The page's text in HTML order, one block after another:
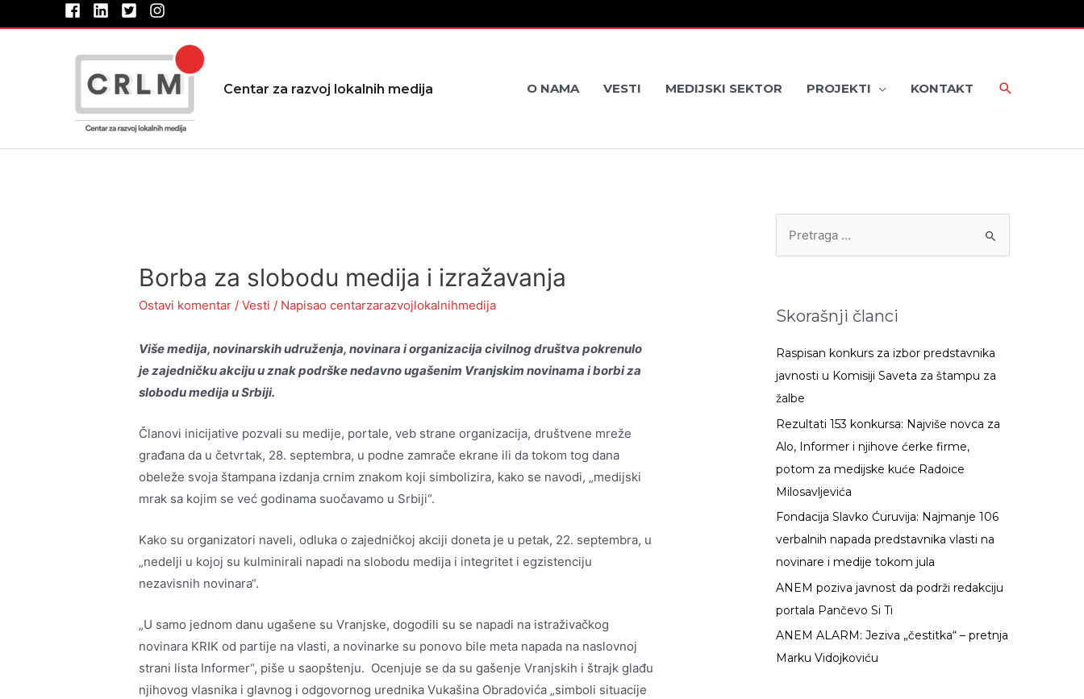
na
Centar za razvoj lokalnih medija O NAMA VESTI MEDIJSKI SEKTOR PROJEKTI KONTAKT
Borba za slobodu medija i izražavanja
Ostavi komentar /Vesti / Napisao centarzarazvojlokalnihmedija
Više medija, novinarskih udruženja, novinara i organizacija civilnog društva pokrenulo
je zajedničku akciju u znak podrške nedavno ugašenim Vranjskim novinama i borbi za
slobodu medija u Srbiji.
Članovi inicijative pozvali su medije, portale, veb strane organizacija, društvene mreže
građana da u četvrtak, 28. septembra, u podne zamrače ekrane ili da tokom tog dana
obeleže svoja štampana izdanja crnim znakom koji simbolizira, kako se navodi, „medijski
mrak sa kojim se već godinama suočavamo u Srbiji“.
Kako su organizatori naveli, odluka o zajedničkoj akciji doneta je u petak, 22. septembra, u
„nedelji u kojoj su kulminirali napadi na slobodu medija i integritet i egzistenciju
nezavisnih novinara“.
„U samo jednom danu ugašene su Vranjske, dogodili su se napadi na istraživačkog
novinara KRIK od partije na vlasti, a novinarke su ponovo bile meta napada na naslovnoj
strani lista Informer“, piše u saopštenju. Ocenjuje se da su gašenje Vranjskih i štrajk glađu
njihovog vlasnika i glavnog i odgovornog urednika Vukašina Obradovića „simboli situacije
r
g
a
z
a
:
Skorašnji članci
Raspisan konkurs za izbor predstavnika
javnosti u Komisiji Saveta za štampu za
žalbe
Rezultati 153 konkursa: Najviše novca za
Alo, Informer i njihove ćerke firme,
potom za medijske kuće Radoice
Milosavljevića
Fondacija Slavko Ćuruvija: Najmanje 106
verbalnih napada predstavnika vlasti na
novinare i medije tokom jula
ANEM poziva javnost da podrži redakciju
portala Pančevo Si Ti
ANEM ALARM: Jeziva „čestitka“ – pretnja
Marku Vidojkoviću